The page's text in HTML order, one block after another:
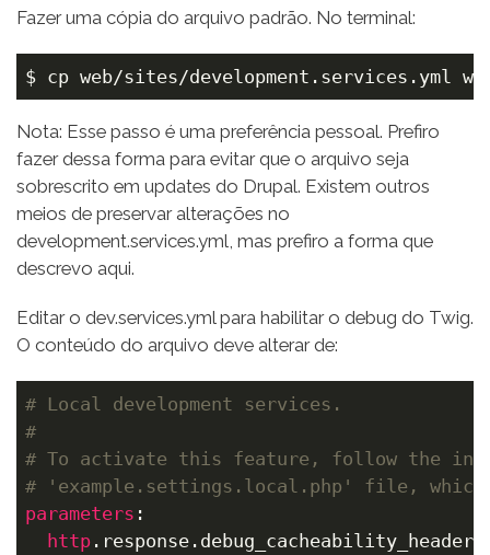
Fazer uma cópia do arquivo padrão. No terminal:
$ cp web/sites/development.services.yml
Nota: Esse passo é uma preferência pessoal. Prefiro
fazer dessa forma para evitar que o arquivo seja
sobrescrito em updates do Drupal. Existem outros
meios de preservar alterações no
development.services.yml, mas prefiro a forma que
descrevo aqui.
Editar o dev.services.yml para habilitar o debug do Twig.
O conteúdo do arquivo deve alterar de:
# Local development services.
#
# To activate this feature, follow the
# 'example.settings.local.php' file,
parameters :
http